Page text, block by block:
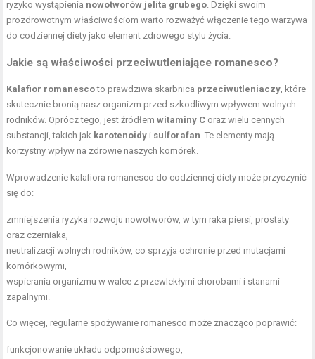
ryzyko wystąpienia nowotworów jelita grubego. Dzięki swoim
prozdrowotnym właściwościom warto rozważyć włączenie tego warzywa
do codziennej diety jako element zdrowego stylu życia.
Jakie są właściwości przeciwutleniające romanesco?
Kalafior romanescoto prawdziwa skarbnica przeciwutleniaczy, które
skutecznie bronią nasz organizm przed szkodliwym wpływem wolnych
rodników. Oprócz tego, jest źródłemwitaminy C oraz wielu cennych
substancji, takich jak karotenoidy i sulforafan. Te elementy mają
korzystny wpływ na zdrowie naszych komórek.
Wprowadzenie kalafiora romanesco do codziennej diety może przyczynić
się do:
zmniejszenia ryzyka rozwoju nowotworów, w tym raka piersi, prostaty
oraz czerniaka,
neutralizacji wolnych rodników, co sprzyja ochronie przed mutacjami
komórkowymi,
wspierania organizmu w walce z przewlekłymi chorobami i stanami
zapalnymi.
Co więcej, regularne spożywanie romanesco może znacząco poprawić:
funkcjonowanie układu odpornościowego,